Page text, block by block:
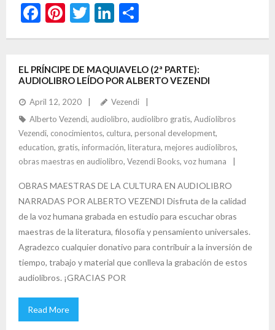
F
ac
b
o
o
k
Pi
nt
es
t
T
w
er
Li
n
dI
n
h
e
EL PRÍNCIPE DE MAQUIAVELO (2ª PARTE):
AUDIOLIBRO LEÍDO POR ALBERTO VEZENDI
April 12, 2020
Vezendi
Alberto Vezendi, audiolibro, audiolibro gratis, Audiolibros
Vezendi, conocimientos, cultura, personal development,
education, gratis, información, literatura, mejores audiolibros,
obras maestras en audiolibro, Vezendi Books, voz humana
OBRAS MAESTRAS DE LA CULTURA EN AUDIOLIBRO
NARRADAS POR ALBERTO VEZENDI Disfruta de la calidad
de la voz humana grabada en estudio para escuchar obras
maestras de la literatura, filosofía y pensamiento universales.
Agradezco cualquier donativo para contribuir a la inversión de
tiempo, trabajo y material que conlleva la grabación de estos
audiolibros. ¡GRACIAS POR
Read More